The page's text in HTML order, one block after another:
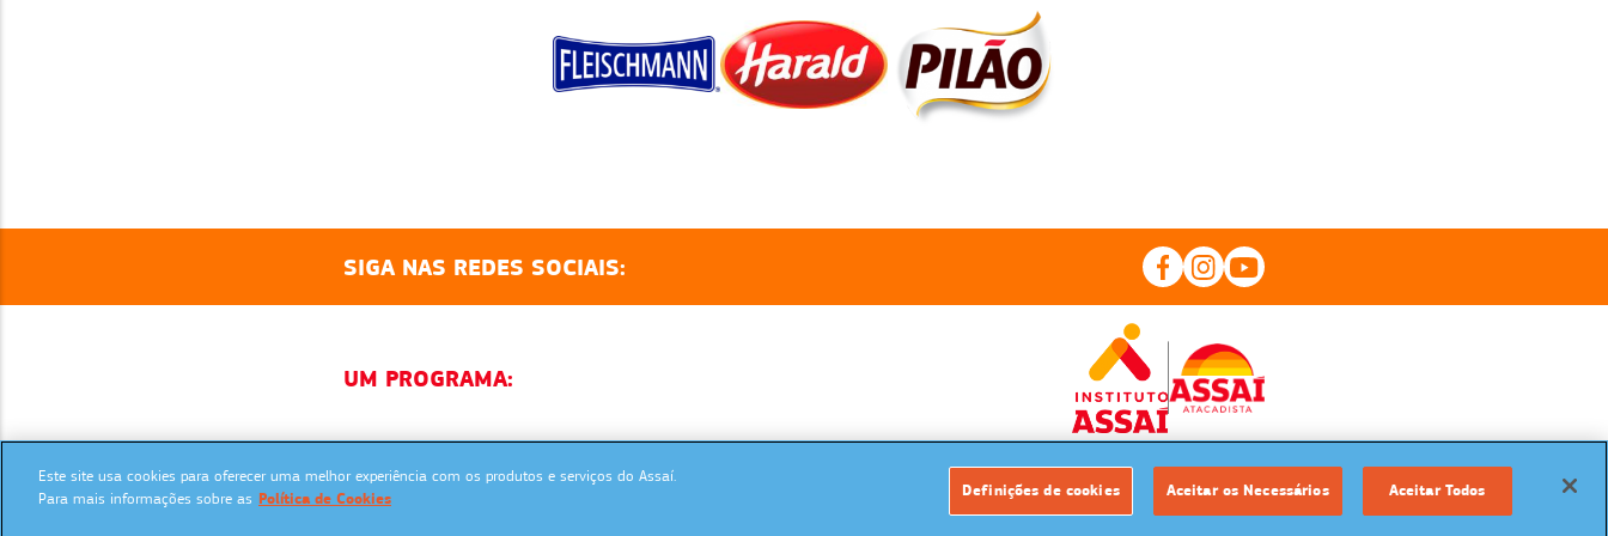
SIGA NAS REDES SOCIAIS:
UM PROGRAMA:
Copyrights 2026. Todos os direitos reservados.
Este site usa cookies para oferecer uma melhor experiência com os produtos e serviços do Assaí.
Para mais informações sobre as Política de Cookies Definições de cookies Aceitar os Necessários Aceitar Todos